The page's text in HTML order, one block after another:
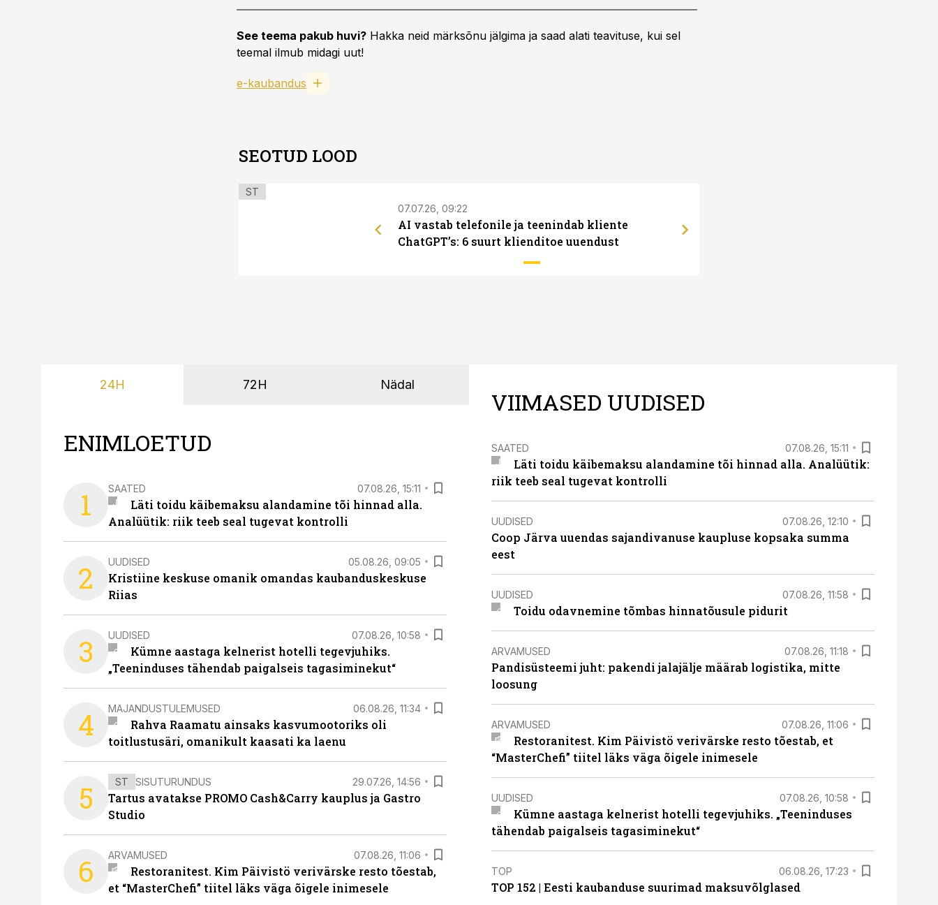
See teema pakub huvi? Hakka neid märksõnu jälgima ja saad alati teavituse, kui sel
teemal ilmub midagi uut!
e-kaubandus
SEOTUD LOOD
ST
07.07.26, 09:22
AI vastab telefonile ja teenindab kliente
ChatGPT’s: 6 suurt klienditoe uuendust
24H 72H Nädal
ENIMLOETUD
1 SAATED 07.08.26, 15:11
Läti toidu käibemaksu alandamine tõi hinnad alla.
Analüütik: riik teeb seal tugevat kontrolli
2 UUDISED 05.08.26, 09:05
Kristiine keskuse omanik omandas kaubanduskeskuse
Riias
3 UUDISED 07.08.26, 10:58
Kümne aastaga kelnerist hotelli tegevjuhiks.
„Teeninduses tähendab paigalseis tagasiminekut“
4 MAJANDUSTULEMUSED 06.08.26, 11:34
Rahva Raamatu ainsaks kasvumootoriks oli
toitlustusäri, omanikult kaasati ka laenu
5 ST SISUTURUNDUS 29.07.26, 14:56
Tartus avatakse PROMO Cash&Carry kauplus ja Gastro
Studio
6 ARVAMUSED 07.08.26, 11:06
Restoranitest. Kim Päivistö verivärske resto tõestab,
et “MasterChefi” tiitel läks väga õigele inimesele
VIIMASED UUDISED
SAATED 07.08.26, 15:11
Läti toidu käibemaksu alandamine tõi hinnad alla. Analüütik:
riik teeb seal tugevat kontrolli
UUDISED 07.08.26, 12:10
Coop Järva uuendas sajandivanuse kaupluse kopsaka summa
eest
UUDISED 07.08.26, 11:58
Toidu odavnemine tõmbas hinnatõusule pidurit
ARVAMUSED 07.08.26, 11:18
Pandisüsteemi juht: pakendi jalajälje määrab logistika, mitte
loosung
ARVAMUSED 07.08.26, 11:06
Restoranitest. Kim Päivistö verivärske resto tõestab, et
“MasterChefi” tiitel läks väga õigele inimesele
UUDISED 07.08.26, 10:58
Kümne aastaga kelnerist hotelli tegevjuhiks. „Teeninduses
tähendab paigalseis tagasiminekut“
TOP 06.08.26, 17:23
TOP 152 | Eesti kaubanduse suurimad maksuvõlglased